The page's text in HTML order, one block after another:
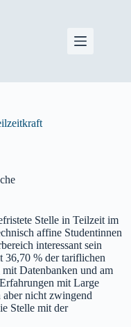
Stelle in Teilzeit im
affine Studentinnen
interessant sein
36,70 % der tariflichen
Datenbanken und am
mit Large
nicht zwingend
Stelle mit der